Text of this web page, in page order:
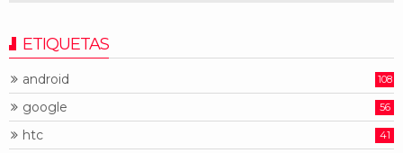
ETIQUETAS
android 108
google 56
htc 41